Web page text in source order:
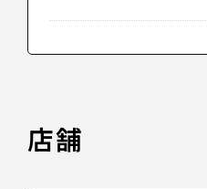
店舗